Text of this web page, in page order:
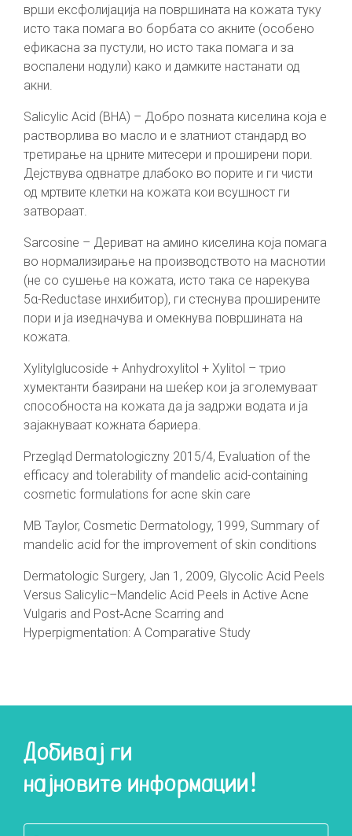
врши ексфолијација на површината на кожата туку
исто така помага во борбата со акните (особено
ефикасна за пустули, но исто така помага и за
воспалени нодули) како и дамките настанати од
акни.
Salicylic Acid (BHA) – Добро позната киселина која е
растворлива во масло и е златниот стандард во
третирање на црните митесери и проширени пори.
Дејствува одвнатре длабоко во порите и ги чисти
од мртвите клетки на кожата кои всушност ги
затвораат.
Sarcosine – Дериват на амино киселина која помага
во нормализирање на производството на маснотии
(не со сушење на кожата, исто така се нарекува
5α-Reductase инхибитор), ги стеснува проширените
пори и ја изедначува и омекнува површината на
кожата.
Xylitylglucoside + Anhydroxylitol + Xylitol – трио
хумектанти базирани на шеќер кои ја зголемуваат
способноста на кожата да ја задржи водата и ја
зајакнуваат кожната бариера.
Przegląd Dermatologiczny 2015/4, Evaluation of the
efficacy and tolerability of mandelic acid-containing
cosmetic formulations for acne skin care
MB Taylor, Cosmetic Dermatology, 1999, Summary of
mandelic acid for the improvement of skin conditions
Dermatologic Surgery, Jan 1, 2009, Glycolic Acid Peels
Versus Salicylic–Mandelic Acid Peels in Active Acne
Vulgaris and Post‐Acne Scarring and
Hyperpigmentation: A Comparative Study
Добивај ги
најновите информации!